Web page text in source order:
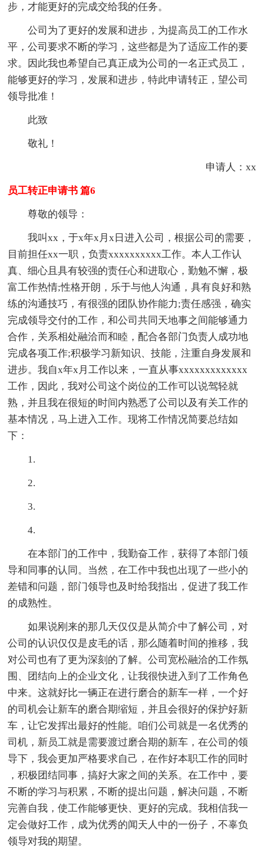
步，才能更好的完成交给我的任务。
公司为了更好的发展和进步，为提高员工的工作水
平，公司要求不断的学习，这些都是为了适应工作的要
求。因此我也希望自己真正成为公司的一名正式员工，
能够更好的学习，发展和进步，特此申请转正，望公司
领导批准！
此致
敬礼！
申请人：xx
员工转正申请书 篇6
尊敬的领导：
我叫xx，于x年x月x日进入公司，根据公司的需要，
目前担任xx一职，负责xxxxxxxxxx工作。本人工作认
真、细心且具有较强的责任心和进取心，勤勉不懈，极
富工作热情;性格开朗，乐于与他人沟通，具有良好和熟
练的沟通技巧，有很强的团队协作能力;责任感强，确实
完成领导交付的工作，和公司共同天地事之间能够通力
合作，关系相处融洽而和睦，配合各部门负责人成功地
完成各项工作;积极学习新知识、技能，注重自身发展和
进步。我自x年x月工作以来，一直从事xxxxxxxxxxxxx
工作，因此，我对公司这个岗位的工作可以说驾轻就
熟，并且我在很短的时间内熟悉了公司以及有关工作的
基本情况，马上进入工作。现将工作情况简要总结如
下：
1.
2.
3.
4.
在本部门的工作中，我勤奋工作，获得了本部门领
导和同事的认同。当然，在工作中我也出现了一些小的
差错和问题，部门领导也及时给我指出，促进了我工作
的成熟性。
如果说刚来的那几天仅仅是从简介中了解公司，对
公司的认识仅仅是皮毛的话，那么随着时间的推移，我
对公司也有了更为深刻的了解。公司宽松融洽的工作氛
围、团结向上的企业文化，让我很快进入到了工作角色
中来。这就好比一辆正在进行磨合的新车一样，一个好
的司机会让新车的磨合期缩短，并且会很好的保护好新
车，让它发挥出最好的性能。咱们公司就是一名优秀的
司机，新员工就是需要渡过磨合期的新车，在公司的领
导下，我会更加严格要求自己，在作好本职工作的同时
，积极团结同事，搞好大家之间的关系。在工作中，要
不断的学习与积累，不断的提出问题，解决问题，不断
完善自我，使工作能够更快、更好的完成。我相信我一
定会做好工作，成为优秀的闻天人中的一份子，不辜负
领导对我的期望。